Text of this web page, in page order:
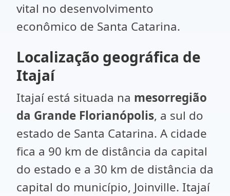
vital no desenvolvimento
econômico de Santa Catarina.
Localização geográfica de
Itajaí
Itajaí está situada na mesorregião
da Grande Florianópolis, a sul do
estado de Santa Catarina. A cidade
fica a 90 km de distância da capital
do estado e a 30 km de distância da
capital do município, Joinville. Itajaí